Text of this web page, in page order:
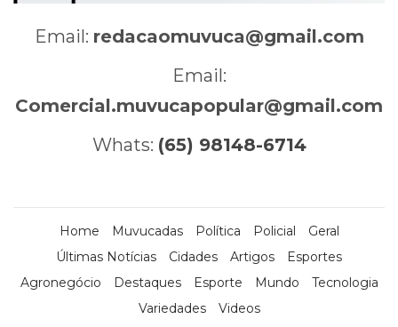
Email: redacaomuvuca@gmail.com
Email:
Comercial.muvucapopular@gmail.com
Whats: (65) 98148-6714
Home Muvucadas Política Policial
Geral
Últimas Notícias
Cidades Artigos
Esportes
Agronegócio
Destaques Esporte Mundo
Tecnologia
Variedades
Videos